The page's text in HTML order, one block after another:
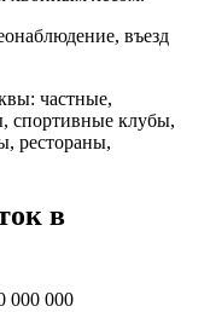
въезд
частные,
спортивные клубы,
рестораны,
в
000 000